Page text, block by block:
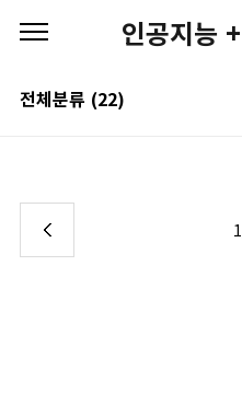
인공지능
전체분류 (22)